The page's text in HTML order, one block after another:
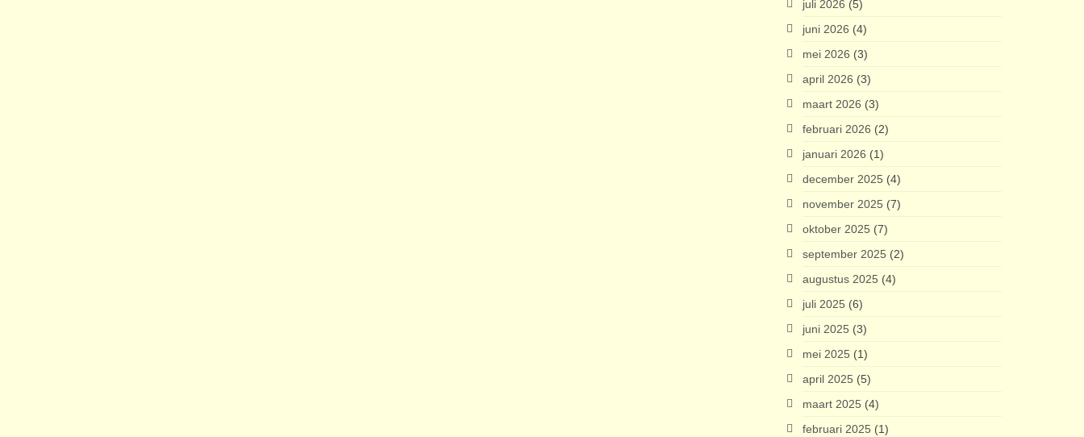
juli 2026 (5)
juni 2026 (4)
mei 2026 (3)
april 2026 (3)
maart 2026 (3)
februari 2026 (2)
januari 2026 (1)
december 2025 (4)
november 2025 (7)
oktober 2025 (7)
september 2025 (2)
augustus 2025 (4)
juli 2025 (6)
juni 2025 (3)
mei 2025 (1)
april 2025 (5)
maart 2025 (4)
februari 2025 (1)